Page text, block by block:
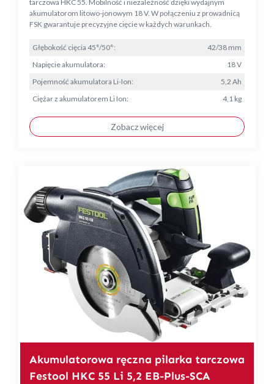
tarczowa HKC 55. Mobilność i niezależność dzięki wydajnym
akumulatorom litowo-jonowym 18 V. W połączeniu z prowadnicą
FSK gwarantuje precyzyjne cięcie w każdych warunkach.
Głębokość cięcia 45°/50°:
42/38 mm
Napięcie akumulatora:
18 V
Pojemność akumulatora Li-Ion:
5,2 Ah
Ciężar z akumulatorem Li Ion:
4,1 kg
Zobacz więcej
Akumulatorowa ręczna pilarka tarczowa
Festool HKC 55 Li 5,2 EB-Plus-SCA